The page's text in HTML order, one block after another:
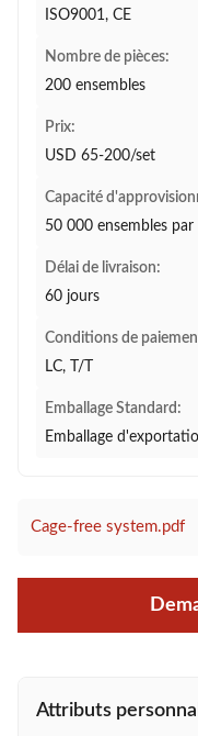
ISO9001, CE
Nombre de pièces:
200 ensembles
Prix:
USD 65-200/set
Capacité
50 000 ensembles par
Délai de livraison:
60 jours
Conditions de
LC, T/T
Emballage Standard:
Emballage
Cage-free system.pdf
Attributs